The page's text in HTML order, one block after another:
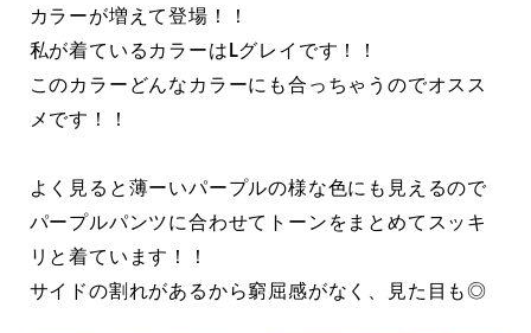
カラーが増えて登場！！
私が着ているカラーはLグレイです！！
このカラーどんなカラーにも合っちゃうのでオスス
メです！！
よく見ると薄ーいパープルの様な色にも見えるので
パープルパンツに合わせてトーンをまとめてスッキ
リと着ています！！
サイドの割れがあるから窮屈感がなく、見た目も◎